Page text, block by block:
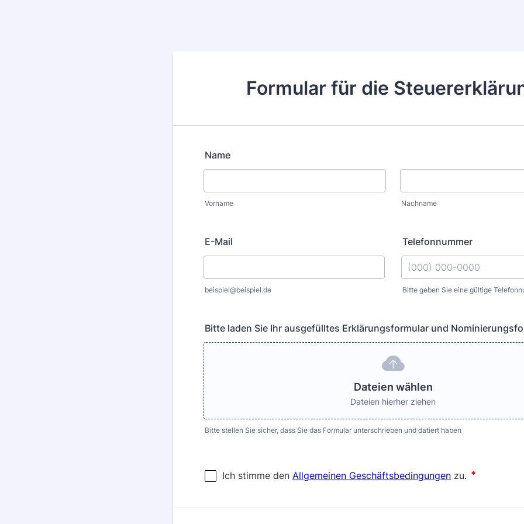
Formular für die
Name
Vorname Nachname
E-Mail
beispiel@beispiel.de
Telefonnummer
Bitte geben Sie eine gültige
Bitte laden Sie Ihr ausgefülltes Erklärungsformular und
Dateien wählen
Dateien hierher ziehen
Bitte stellen Sie sicher, dass Sie das Formular unterschrieben und datiert haben